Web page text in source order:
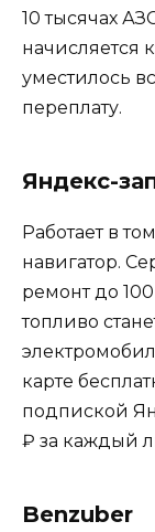
10 тысячах
начисляется
уместилось
переплату.
Яндекс-
Работает в
навигатор.
ремонт до
топливо
карте
подпиской
₽ за каждый
Benzuber